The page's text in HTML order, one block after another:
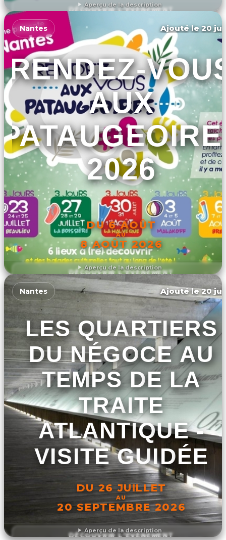
Aperçu de la description
DÉCOUVRIR L'ÉVÉNEMENT
Aperçu de la description
Nantes Ajouté le 20
RENDEZ-
AUX
2026
DU 6 AOÛT
AU
8 AOÛT 2026
DÉCOUVRIR L'ÉVÉNEMENT
Aperçu de la description
Nantes Ajouté le 20
LES QUARTIERS
DU NÉGOCE AU
TEMPS DE LA
TRAITE
ATLANTIQUE -
VISITE GUIDÉE
DU 26 JUILLET
AU
20 SEPTEMBRE 2026
DÉCOUVRIR L'ÉVÉNEMENT